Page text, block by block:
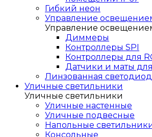
Гибкий неон
Управление
Управление
Диммеры
Контроллеры SPI
Контроллеры для
Датчики и маты
Линзованная
Уличные светильники
Уличные светильники
Уличные настенные
Уличные подвесные
Напольные
Консольные